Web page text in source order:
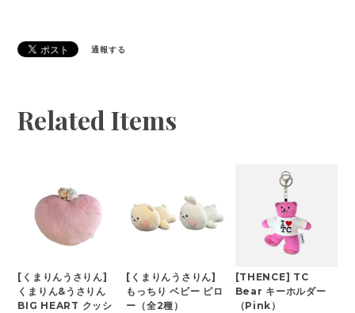
通報する
Related Items
[くまりんうさりん]
くまりん&うさりん
BIG HEART クッシ
[くまりんうさりん]
もっちり ベビー ピロ
ー（全2種）
[THENCE] TC
Bear キーホルダー
（Pink）